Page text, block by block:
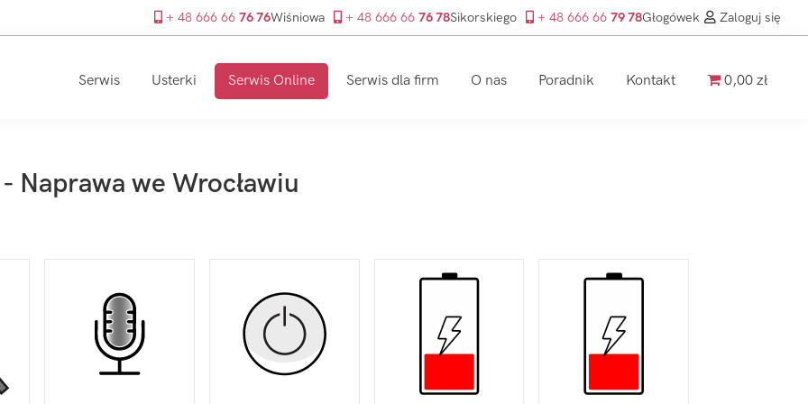
+ 48 666 66 76 76Wiśniowa + 48 666 66 76 78Sikorskiego + 48 666 66 79 78Głogówek Zaloguj się
Serwis Usterki Serwis Online Serwis dla firm O nas Poradnik Kontakt 0,00 zł
Naprawa we Wrocławiu